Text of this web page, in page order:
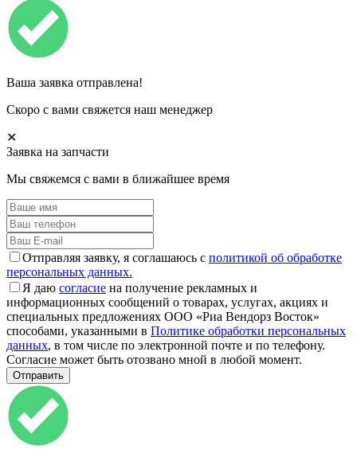
Ваша заявка отправлена!
Скоро с вами свяжется наш менеджер
✕
Заявка на запчасти
Мы свяжемся с вами в ближайшее время
Отправляя заявку, я соглашаюсь с политикой об обработке
персональных данных.
Я даю согласие на получение рекламных и
информационных сообщений о товарах, услугах, акциях и
специальных предложениях ООО «Риа Вендорз Восток»
способами, указанными в Политике обработки персональных
данных, в том числе по электронной почте и по телефону.
Согласие может быть отозвано мной в любой момент.